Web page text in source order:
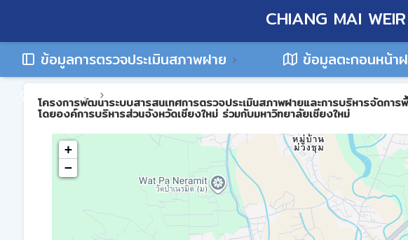
CHIANG MAI
ข้อมูลการตรวจประเมินสภาพฝาย ข้อมูลตะกอนหน้า
ติดต่อเรา
โครงการพัฒนาระบบสารสนเทศการตรวจประเมินสภาพฝายและการบริหารจัดกา
โดยองค์การบริหารส่วนจังหวัดเชียงใหม่ ร่วมกับมหาวิทยาลัยเชียงใหม่
+
−